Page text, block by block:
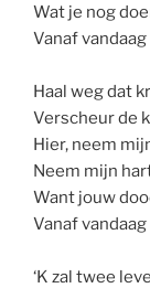
Wat je nog
Vanaf
Haal weg dat
Verscheur de
Hier, neem
Neem mijn
Want jouw
Vanaf
‘K zal twee